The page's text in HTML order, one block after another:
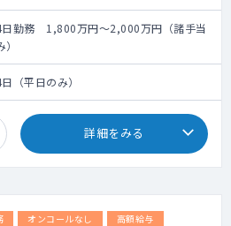
・病棟管理のオーソドックスなご勤務で
勤務 1,800万円～2,000万円（諸手当
（平日のみ）
詳細をみる
オンコールなし 高額給与